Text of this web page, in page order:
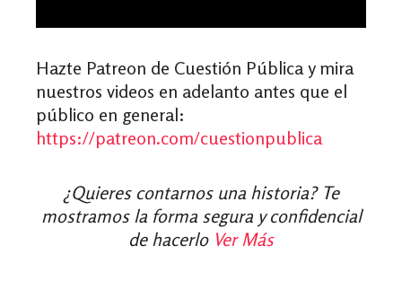
Hazte Patreon de Cuestión Pública y mira
nuestros videos en adelanto antes que el
público en general:
https://patreon.com/cuestionpublica
¿Quieres contarnos una historia? Te
mostramos la forma segura y confidencial
de hacerlo Ver Más